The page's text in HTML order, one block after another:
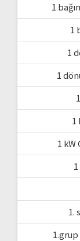
1
1
1
1
1
1
1.